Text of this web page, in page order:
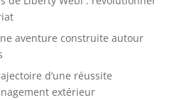
aventure construite autour
d’une réussite
extérieur